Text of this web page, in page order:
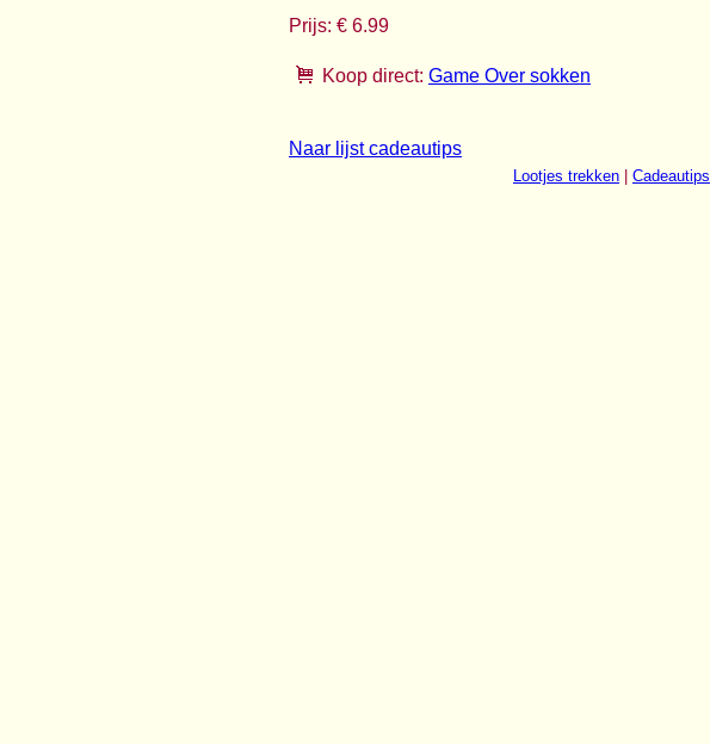
Prijs: € 6.99
Koop direct: Game Over sokken
Naar lijst cadeautips
Lootjes trekken Cadeautips